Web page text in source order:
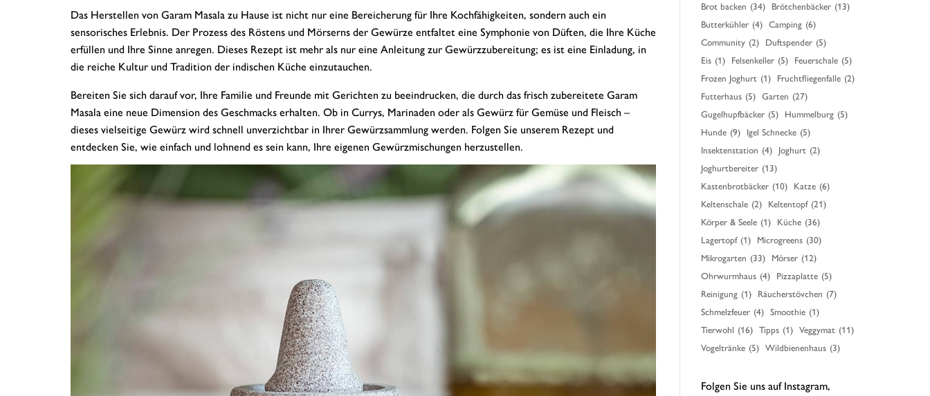
Das Herstellen von Garam Masala zu Hause ist nicht nur eine Bereicherung für Ihre Kochfähigkeiten, sondern auch ein
sensorisches Erlebnis. Der Prozess des Röstens und Mörserns der Gewürze entfaltet eine Symphonie von Düften, die Ihre Küche
erfüllen und Ihre Sinne anregen. Dieses Rezept ist mehr als nur eine Anleitung zur Gewürzzubereitung; es ist eine Einladung, in
die reiche Kultur und Tradition der indischen Küche einzutauchen.
Bereiten Sie sich darauf vor, Ihre Familie und Freunde mit Gerichten zu beeindrucken, die durch das frisch zubereitete Garam
Masala eine neue Dimension des Geschmacks erhalten. Ob in Currys, Marinaden oder als Gewürz für Gemüse und Fleisch –
dieses vielseitige Gewürz wird schnell unverzichtbar in Ihrer Gewürzsammlung werden. Folgen Sie unserem Rezept und
entdecken Sie, wie einfach und lohnend es sein kann, Ihre eigenen Gewürzmischungen herzustellen.
Brot backen (34) Brötchenbäcker (13)
Butterkühler (4) Camping (6)
Community (2) Duftspender (5)
Eis (1) Felsenkeller (5) Feuerschale (5)
Frozen Joghurt (1) Fruchtfliegenfalle (2)
Futterhaus (5) Garten (27)
Gugelhupfbäcker (5) Hummelburg (5)
Hunde (9) Igel Schnecke (5)
Insektenstation (4) Joghurt (2)
Joghurtbereiter (13)
Kastenbrotbäcker (10) Katze (6)
Keltenschale (2) Keltentopf (21)
Körper & Seele (1) Küche (36)
Lagertopf (1) Microgreens (30)
Mikrogarten (33) Mörser (12)
Ohrwurmhaus (4) Pizzaplatte (5)
Reinigung (1) Räucherstövchen (7)
Schmelzfeuer (4) Smoothie (1)
Tierwohl (16) Tipps (1) Veggymat (11)
Vogeltränke (5) Wildbienenhaus (3)
Folgen Sie uns auf Instagram,